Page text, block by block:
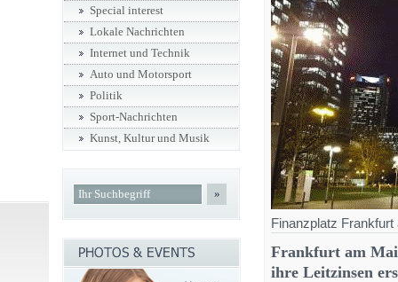
Finanzplatz
Frankfurt am
ihre Leitzinsen
Special interest
Lokale Nachrichten
Internet und Technik
Auto und Motorsport
Politik
Sport-Nachrichten
Kunst, Kultur und Musik
»